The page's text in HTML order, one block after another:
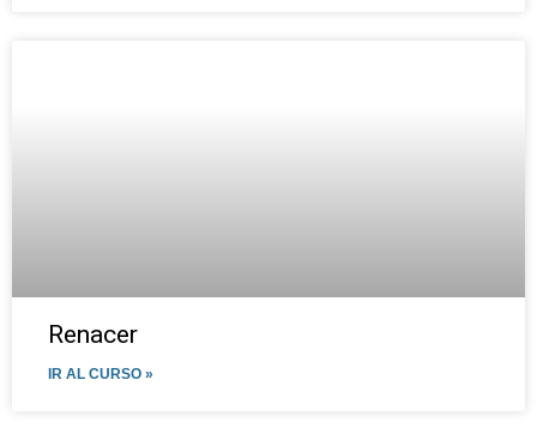
Renacer
IR AL CURSO »